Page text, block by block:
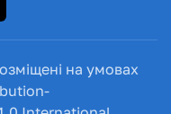
на умовах